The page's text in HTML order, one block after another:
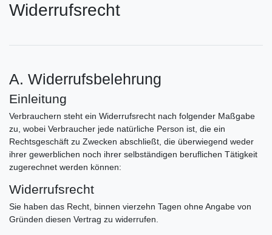
Widerrufs­recht
A. Widerrufsbelehrung
Einleitung
Verbrauchern steht ein Widerrufsrecht nach folgender Maßgabe
zu, wobei Verbraucher jede natürliche Person ist, die ein
Rechtsgeschäft zu Zwecken abschließt, die überwiegend weder
ihrer gewerblichen noch ihrer selbständigen beruflichen Tätigkeit
zugerechnet werden können:
Widerrufsrecht
Sie haben das Recht, binnen vierzehn Tagen ohne Angabe von
Gründen diesen Vertrag zu widerrufen.